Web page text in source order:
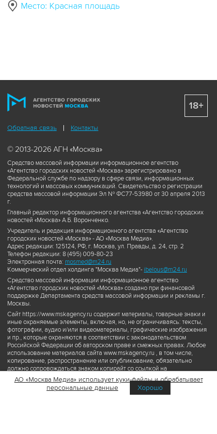
Место: Красная площадь
Обратная связь Контакты
© 2013-2026 АГН «Москва»
Средство массовой информации информационное агентство
«Агентство городских новостей «Москва» зарегистрировано в
Федеральной службе по надзору в сфере связи, информационных
технологий и массовых коммуникаций. Свидетельство о регистрации
средства массовой информации Эл № ФС77-53980 от 30 апреля 2013
г.
Главный редактор информационного агентства «Агентство городских
новостей «Москва» А.Б. Воронченко.
Учредитель и редакция информационного агентства «Агентство
городских новостей «Москва» - АО «Москва Медиа».
Адрес редакции: 125124, РФ, г. Москва, ул. Правды, д. 24, стр. 2
Телефон редакции: 8 (495) 009-80-23
Электронная почта: mosmed@m24.ru
Коммерческий отдел холдинга "Москва Медиа"- ibelous@m24.ru
Средство массовой информации информационное агентство
«Агентство городских новостей «Москва» создано при финансовой
поддержке Департамента средств массовой информации и рекламы г.
Москвы.
Сайт https://www.mskagency.ru содержит материалы, товарные знаки и
иные охраняемые элементы, включая, но, не ограничиваясь: тексты,
фотографии, аудио и/или видеоматериалы, графические изображения
и пр., которые охраняются в соответствии с законодательством
Российской Федерации об авторском праве и смежных правах. Любое
использование материалов сайта www.mskagency.ru , в том числе,
копирование, распространение или опубликование, обязательно
должно сопровождаться знаком копирайт со ссылкой на
правообладателя © АО «Москва Медиа», а также гиперссылкой на сайт
www.mskagency.ru как на первоисточник информации. Переработка
материалов сайта www.mskagency.ru не допускается.
18+
АО «Москва Медиа» использует куки-файлы и обрабатывает
персональные данные
Хорошо